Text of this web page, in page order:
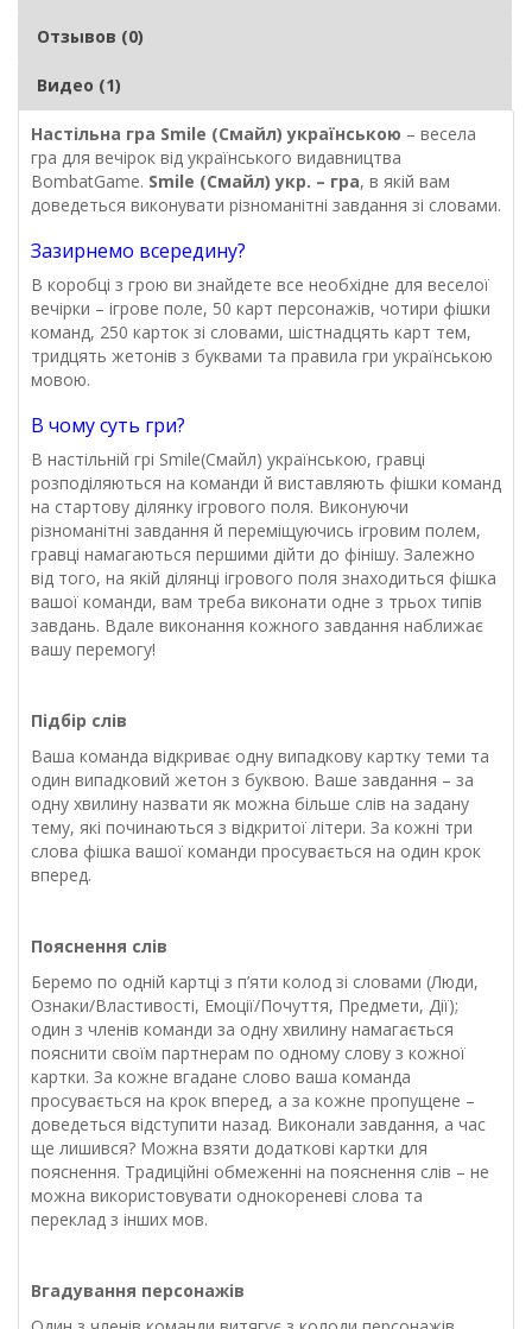
Отзывов (0)
Видео (1)
Настільна гра Smile (Смайл) українською – весела
гра для вечірок від українського видавництва
BombatGame. Smile (Смайл) укр. – гра, в якій вам
доведеться виконувати різноманітні завдання зі словами.
Зазирнемо всередину?
В коробці з грою ви знайдете все необхідне для веселої
вечірки – ігрове поле, 50 карт персонажів, чотири фішки
команд, 250 карток зі словами, шістнадцять карт тем,
тридцять жетонів з буквами та правила гри українською
мовою.
В чому суть гри?
В настільній грі Smile(Смайл) українською, гравці
розподіляються на команди й виставляють фішки команд
на стартову ділянку ігрового поля. Виконуючи
різноманітні завдання й переміщуючись ігровим полем,
гравці намагаються першими дійти до фінішу. Залежно
від того, на якій ділянці ігрового поля знаходиться фішка
вашої команди, вам треба виконати одне з трьох типів
завдань. Вдале виконання кожного завдання наближає
вашу перемогу!
Підбір слів
Ваша команда відкриває одну випадкову картку теми та
один випадковий жетон з буквою. Ваше завдання – за
одну хвилину назвати як можна більше слів на задану
тему, які починаються з відкритої літери. За кожні три
слова фішка вашої команди просувається на один крок
вперед.
Пояснення слів
Беремо по одній картці з п’яти колод зі словами (Люди,
Ознаки/Властивості, Емоції/Почуття, Предмети, Дії);
один з членів команди за одну хвилину намагається
пояснити своїм партнерам по одному слову з кожної
картки. За кожне вгадане слово ваша команда
просувається на крок вперед, а за кожне пропущене –
доведеться відступити назад. Виконали завдання, а час
ще лишився? Можна взяти додаткові картки для
пояснення. Традиційні обмеженні на пояснення слів – не
можна використовувати однокореневі слова та
переклад з інших мов.
Вгадування персонажів